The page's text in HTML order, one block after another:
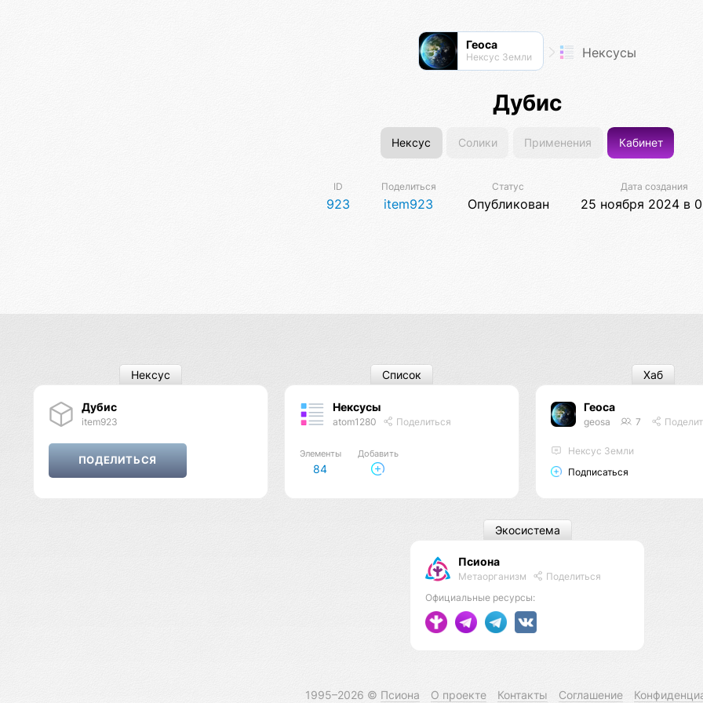
Геоса
Нексус Земли Нексусы
Дубис
Нексус Солики Применения Кабинет
ID
923
Поделиться
item923
Статус
Опубликован
Дата создания
25 ноября 2024 в
Дубис
item923
Нексус
Нексусы
atom1280 Поделиться
Элементы
84
Добавить
Список
Геоса
geosa 7
Нексус Земли
Подписаться
Хаб
Псиона
Метаорганизм
Поделиться
Официальные ресурсы:
Экосистема
1995–2026 © Псиона О проекте Контакты Соглашение